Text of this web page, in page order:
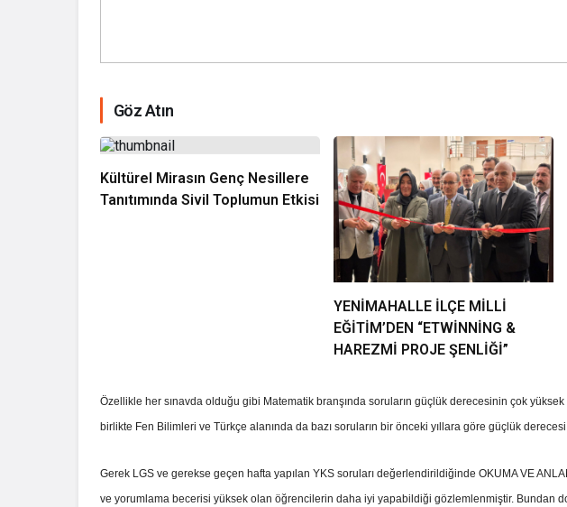
Göz Atın
Kültürel Mirasın Genç Nesillere
Tanıtımında Sivil Toplumun Etkisi
YENİMAHALLE İLÇE MİLLİ
EĞİTİM’DEN “ETWİNNİNG &
HAREZMİ PROJE ŞENLİĞİ”
Özellikle her sınavda olduğu gibi Matematik branşında soruların güçlük derecesinin çok
birlikte Fen Bilimleri ve Türkçe alanında da bazı soruların bir önceki yıllara göre güçlük derecesi
Gerek LGS ve gerekse geçen hafta yapılan YKS soruları değerlendirildiğinde OKUMA VE
ve yorumlama becerisi yüksek olan öğrencilerin daha iyi yapabildiği gözlemlenmiştir. Bundan